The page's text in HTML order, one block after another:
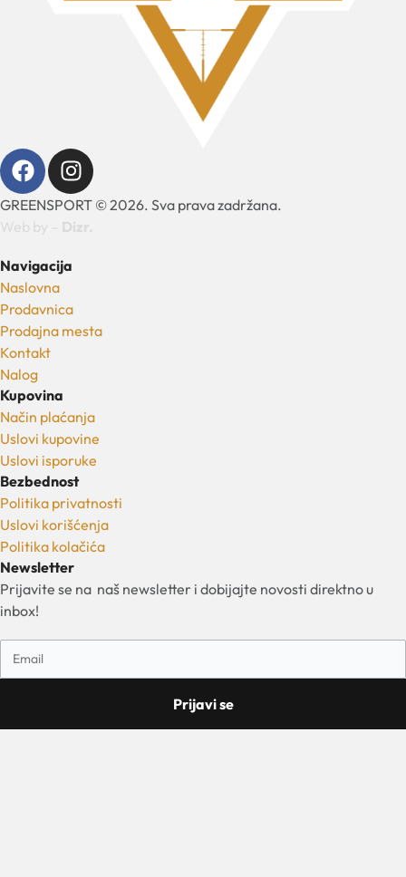
GREENSPORT © 2026. Sva prava zadržana.
Navigacija
Naslovna
Prodavnica
Prodajna mesta
Kontakt
Nalog
Kupovina
Način plaćanja
Uslovi kupovine
Uslovi isporuke
Bezbednost
Politika privatnosti
Uslovi korišćenja
Politika kolačića
Newsletter
Prijavite se na naš newsletter i dobijajte novosti direktno u
inbox!
Prijavi se